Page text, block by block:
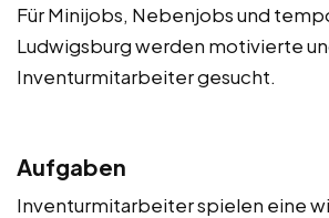
Für Minijobs, Nebenjobs und
Ludwigsburg werden motivierte
Inventurmitarbeiter gesucht.
Aufgaben
Inventurmitarbeiter spielen eine